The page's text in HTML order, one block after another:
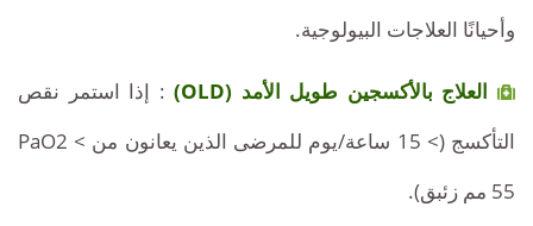
وأحيانًا العلاجات البيولوجية.
العلاج بالأكسجين طويل الأمد (OLD)
: إذا استمر نقص
التأكسج (> 15 ساعة/يوم للمرضى الذين يعانون من PaO2 <
55 مم زئبق).